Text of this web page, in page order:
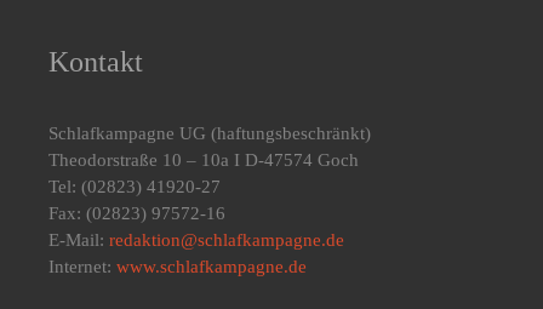
Kontakt
Schlafkampagne UG (haftungsbeschränkt)
Theodorstraße 10 – 10a I D-47574 Goch
Tel: (02823) 41920-27
Fax: (02823) 97572-16
E-Mail: redaktion@schlafkampagne.de
Internet: www.schlafkampagne.de